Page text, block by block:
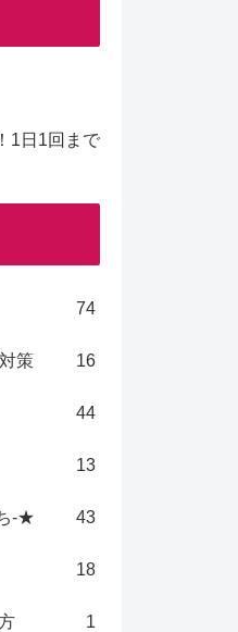
1日1回まで
74
策 16
44
13
-★ 43
18
1